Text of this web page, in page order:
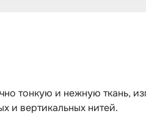
тонкую и нежную ткань,
и вертикальных нитей.